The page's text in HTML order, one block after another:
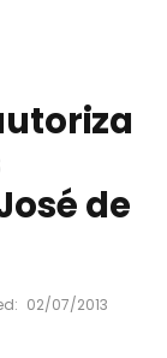
de
02/07/2013